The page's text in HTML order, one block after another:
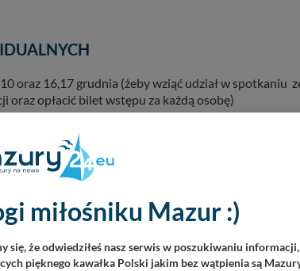
oraz 16,17 grudnia (żeby wziąć udział w spotkaniu
opłacić bilet wstępu za każdą osobę)
609 933 434
– 40 PLN od osoby
miłośniku Mazur :)
się, że odwiedziłeś nasz serwis w poszukiwaniu
pięknego kawałka Polski jakim bez wątpienia są